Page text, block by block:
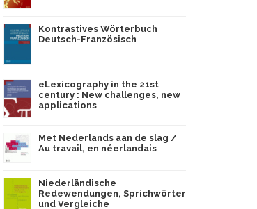
Kontrastives Wörterbuch
Deutsch-Französisch
eLexicography in the 21st
century : New challenges, new
applications
Met Nederlands aan de slag /
Au travail, en néerlandais
Niederländische
Redewendungen, Sprichwörter
und Vergleiche